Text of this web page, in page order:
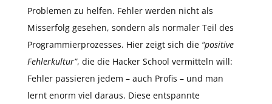
Problemen zu helfen. Fehler werden nicht als
Misserfolg gesehen, sondern als normaler Teil des
Programmierprozesses. Hier zeigt sich die “positive
Fehlerkultur”, die die Hacker School vermitteln will:
Fehler passieren jedem – auch Profis – und man
lernt enorm viel daraus. Diese entspannte